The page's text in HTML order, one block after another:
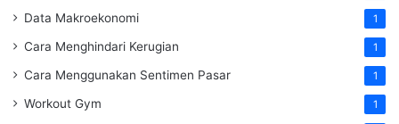
Data Makroekonomi 1
Cara Menghindari Kerugian 1
Cara Menggunakan Sentimen Pasar 1
Workout Gym 1